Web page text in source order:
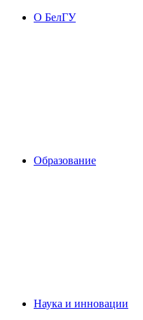
О БелГУ
Образование
Наука и инновации